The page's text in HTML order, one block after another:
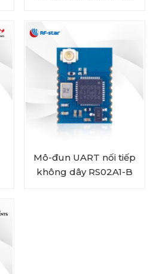
Mô-đun UART nối tiếp
không dây RS02A1-B